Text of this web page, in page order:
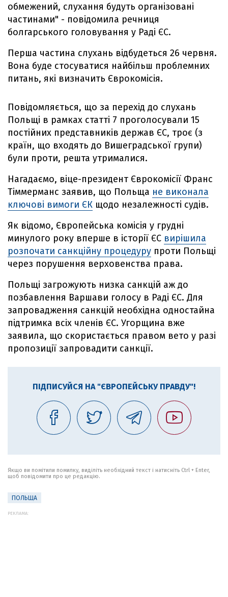
обмежений, слухання будуть організовані
частинами" - повідомила речниця
болгарського головування у Раді ЄС.
Перша частина слухань відбудеться 26 червня.
Вона буде стосуватися найбільш проблемних
питань, які визначить Єврокомісія.
Повідомляється, що за перехід до слухань
Польщі в рамках статті 7 проголосували 15
постійних представників держав ЄС, троє (з
країн, що входять до Вишеградської групи)
були проти, решта утрималися.
Нагадаємо, віце-президент Єврокомісії Франс
Тіммерманс заявив, що Польща не виконала
ключові вимоги ЄК щодо незалежності судів.
Як відомо, Європейська комісія у грудні
минулого року вперше в історії ЄС вирішила
розпочати санкційну процедуру проти Польщі
через порушення верховенства права.
Польщі загрожують низка санкцій аж до
позбавлення Варшави голосу в Раді ЄС. Для
запровадження санкцій необхідна одностайна
підтримка всіх членів ЄС. Угорщина вже
заявила, що скористається правом вето у разі
пропозиції запровадити санкції.
ПІДПИСУЙСЯ НА "ЄВРОПЕЙСЬКУ ПРАВДУ"!
Якщо ви помітили помилку, виділіть необхідний текст і натисніть Ctrl + Enter,
щоб повідомити про це редакцію.
ПОЛЬЩА
РЕКЛАМА: